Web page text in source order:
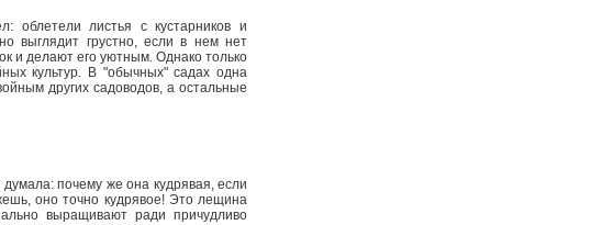
облетели листья с кустарников и
выглядит грустно, если в нем нет
и делают его уютным. Однако только
культур. В "обычных" садах одна
других садоводов, а остальные
почему же она кудрявая, если
оно точно кудрявое! Это лещина
выращивают ради причудливо